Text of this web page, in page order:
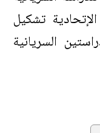
تشكيل
السريانية